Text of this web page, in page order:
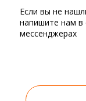
Если вы не
напишите нам в
мессенджерах